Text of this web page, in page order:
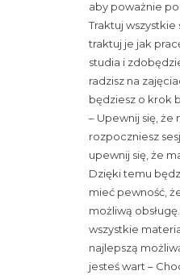
aby poważnie
Traktuj
traktuj je jak
studia i
radzisz na
będziesz o krok
– Upewnij się, że
rozpoczniesz
upewnij się, że
Dzięki temu
mieć pewność,
możliwą
wszystkie
najlepszą
jesteś wart –